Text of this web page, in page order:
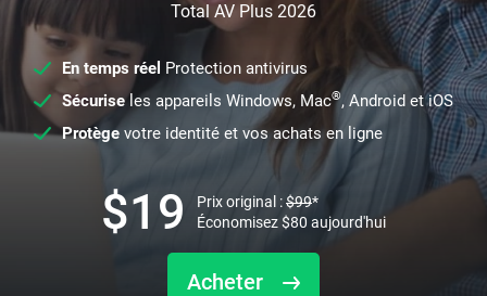
Total AV Plus 2026
En temps réel Protection antivirus
Sécuriseles appareils Windows, Mac®, Android et iOS
Protège votre identité et vos achats en ligne
Acheter
$19 Prix original :$99*
Économisez$80 aujourd'hui